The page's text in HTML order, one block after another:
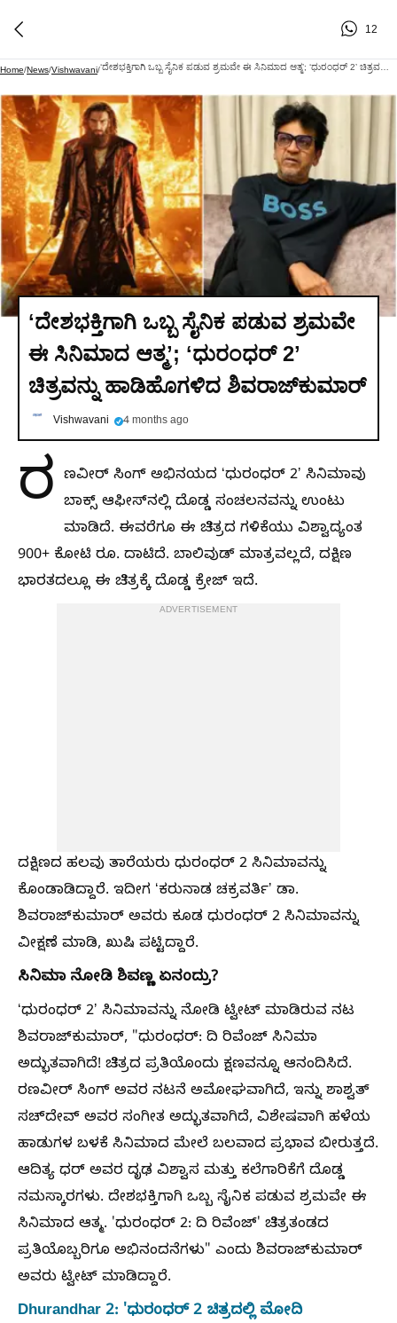
12
Home/News/Vishwavani/
ʻದೇಶಭಕ್ತಿಗಾಗಿ ಒಬ್ಬ ಸೈನಿಕ ಪಡುವ ಶ್ರಮವೇ
ಈ ಸಿನಿಮಾದ ಆತ್ಮʼ; ʻಧುರಂಧರ್‌ 2ʼ
ಚಿತ್ರವನ್ನು ಹಾಡಿಹೊಗಳಿದ ಶಿವರಾಜ್‌ಕುಮಾರ್‌
Vishwavani 4 months ago
ರ ಣವೀರ್‌ ಸಿಂಗ್‌ ಅಭಿನಯದ ʻಧುರಂಧರ್‌ 2ʼ ಸಿನಿಮಾವು
ಬಾಕ್ಸ್‌ ಆಫೀಸ್‌ನಲ್ಲಿ ದೊಡ್ಡ ಸಂಚಲನವನ್ನು ಉಂಟು
ಮಾಡಿದೆ. ಈವರೆಗೂ ಈ ಚಿತ್ರದ ಗಳಿಕೆಯು ವಿಶ್ವಾದ್ಯಂತ
900+ ಕೋಟಿ ರೂ. ದಾಟಿದೆ. ಬಾಲಿವುಡ್‌ ಮಾತ್ರವಲ್ಲದೆ, ದಕ್ಷಿಣ
ಭಾರತದಲ್ಲೂ ಈ ಚಿತ್ರಕ್ಕೆ ದೊಡ್ಡ ಕ್ರೇಜ್‌ ಇದೆ.
ADVERTISEMENT
ದಕ್ಷಿಣದ ಹಲವು ತಾರೆಯರು ಧುರಂಧರ್‌ 2 ಸಿನಿಮಾವನ್ನು
ಕೊಂಡಾಡಿದ್ದಾರೆ. ಇದೀಗ ʻಕರುನಾಡ ಚಕ್ರವರ್ತಿʼ ಡಾ.
ಶಿವರಾಜ್‌ಕುಮಾರ್‌ ಅವರು ಕೂಡ ಧುರಂಧರ್‌ 2 ಸಿನಿಮಾವನ್ನು
ವೀಕ್ಷಣೆ ಮಾಡಿ, ಖುಷಿ ಪಟ್ಟಿದ್ದಾರೆ.
ಸಿನಿಮಾ ನೋಡಿ ಶಿವಣ್ಣ ಏನಂದ್ರು?
ʻಧುರಂಧರ್‌ 2ʼ ಸಿನಿಮಾವನ್ನು ನೋಡಿ ಟ್ವೀಟ್‌ ಮಾಡಿರುವ ನಟ
ಶಿವರಾಜ್‌ಕುಮಾರ್‌, "ಧುರಂಧರ್: ದಿ ರಿವೆಂಜ್ ಸಿನಿಮಾ
ಅದ್ಭುತವಾಗಿದೆ! ಚಿತ್ರದ ಪ್ರತಿಯೊಂದು ಕ್ಷಣವನ್ನೂ ಆನಂದಿಸಿದೆ.
ರಣವೀರ್‌ ಸಿಂಗ್‌ ಅವರ ನಟನೆ ಅಮೋಘವಾಗಿದೆ, ಇನ್ನು ಶಾಶ್ವತ್
ಸಚ್​ದೇವ್ ಅವರ ಸಂಗೀತ ಅದ್ಭುತವಾಗಿದೆ, ವಿಶೇಷವಾಗಿ ಹಳೆಯ
ಹಾಡುಗಳ ಬಳಕೆ ಸಿನಿಮಾದ ಮೇಲೆ ಬಲವಾದ ಪ್ರಭಾವ ಬೀರುತ್ತದೆ.
ಆದಿತ್ಯ ಧರ್ ಅವರ ದೃಢ ವಿಶ್ವಾಸ ಮತ್ತು ಕಲೆಗಾರಿಕೆಗೆ ದೊಡ್ಡ
ನಮಸ್ಕಾರಗಳು. ದೇಶಭಕ್ತಿಗಾಗಿ ಒಬ್ಬ ಸೈನಿಕ ಪಡುವ ಶ್ರಮವೇ ಈ
ಸಿನಿಮಾದ ಆತ್ಮ.‌ 'ಧುರಂಧರ್ 2: ದಿ ರಿವೆಂಜ್' ಚಿತ್ರತಂಡದ
ಪ್ರತಿಯೊಬ್ಬರಿಗೂ ಅಭಿನಂದನೆಗಳು" ಎಂದು ಶಿವರಾಜ್‌ಕುಮಾರ್‌
ಅವರು ಟ್ವೀಟ್‌ ಮಾಡಿದ್ದಾರೆ.
Dhurandhar 2: 'ಧುರಂಧರ್‌ 2 ಚಿತ್ರದಲ್ಲಿ ಮೋದಿ